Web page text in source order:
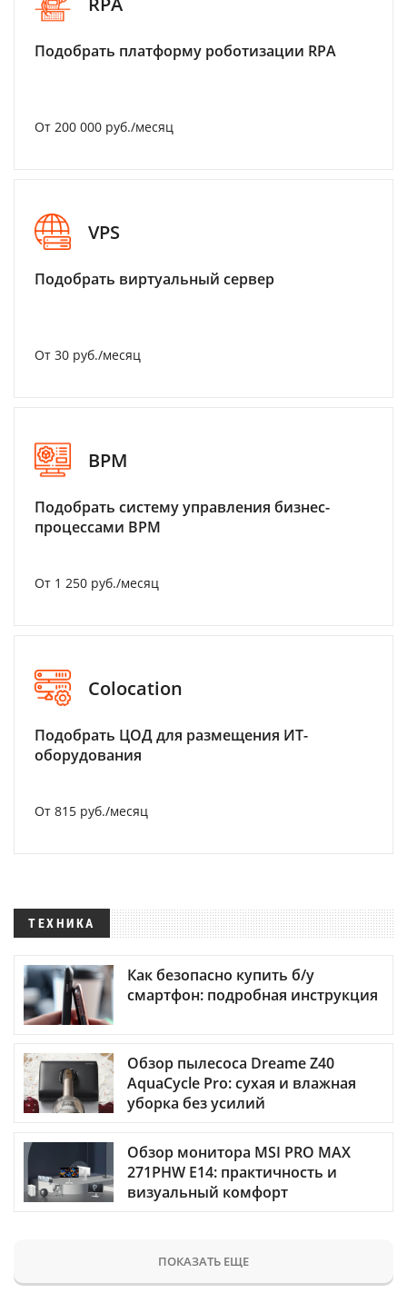
Подобрать платформу роботизации RPA
От 200 000 руб./месяц
VPS
Подобрать виртуальный сервер
От 30 руб./месяц
BPM
Подобрать систему управления бизнес-
процессами BPM
От 1 250 руб./месяц
Colocation
Подобрать ЦОД для размещения ИТ-
оборудования
От 815 руб./месяц
ТЕХНИКА
Как безопасно купить б/у
смартфон: подробная инструкция
Обзор пылесоса Dreame Z40
AquaCycle Pro: сухая и влажная
уборка без усилий
Обзор монитора MSI PRO MAX
271PHW E14: практичность и
визуальный комфорт
ПОКАЗАТЬ ЕЩЕ